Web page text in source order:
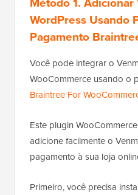
WordPress Usando
Pagamento
Você pode integrar o
WooCommerce usando o
Braintree For
Este plugin
adicione facilmente o
pagamento à sua loja
Primeiro, você precisa